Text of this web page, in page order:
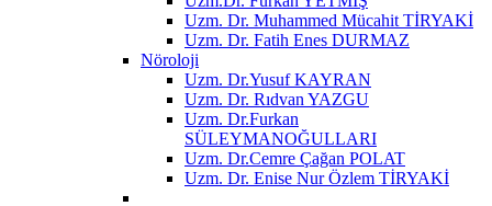
Uzm. Dr. Muhammed Mücahit TİRYAKİ
Uzm. Dr. Fatih Enes DURMAZ
Nöroloji
Uzm. Dr.Yusuf KAYRAN
Uzm. Dr. Rıdvan YAZGU
Uzm. Dr.Furkan
SÜLEYMANOĞULLARI
Uzm. Dr.Cemre Çağan POLAT
Uzm. Dr. Enise Nur Özlem TİRYAKİ